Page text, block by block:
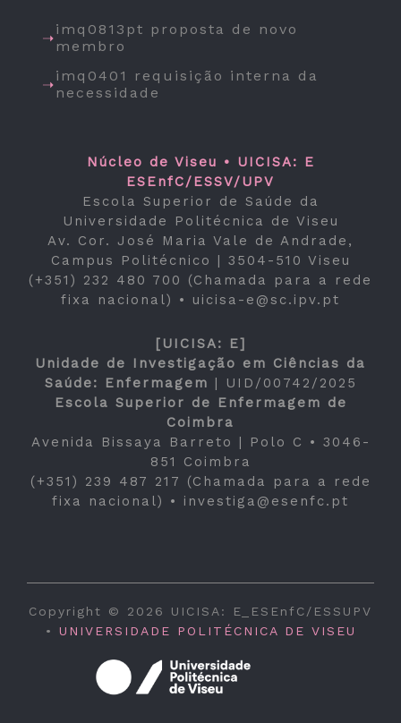
imq0813pt proposta de novo
membro
imq0401 requisição interna da
necessidade
Núcleo de Viseu • UICISA: E
ESEnfC/ESSV/UPV
Escola Superior de Saúde da
Universidade Politécnica de Viseu
Av. Cor. José Maria Vale de Andrade,
Campus Politécnico | 3504-510 Viseu
(+351) 232 480 700 (Chamada para a rede
fixa nacional) • uicisa-e@sc.ipv.pt
[UICISA: E]
Unidade de Investigação em Ciências da
Saúde: Enfermagem |
UID/00742/2025
Escola Superior de Enfermagem de
Coimbra
Avenida Bissaya Barreto | Polo C • 3046-
851 Coimbra
(+351) 239 487 217 (Chamada para a rede
fixa nacional) • investiga@esenfc.pt
Copyright © 2026 UICISA: E_ESEnfC/ESSUPV
• UNIVERSIDADE POLITÉCNICA DE VISEU